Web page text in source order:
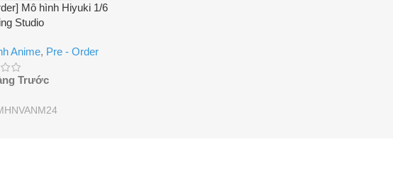
Mô hình Hiyuki 1/6
Studio
Anime, Pre - Order
Trước